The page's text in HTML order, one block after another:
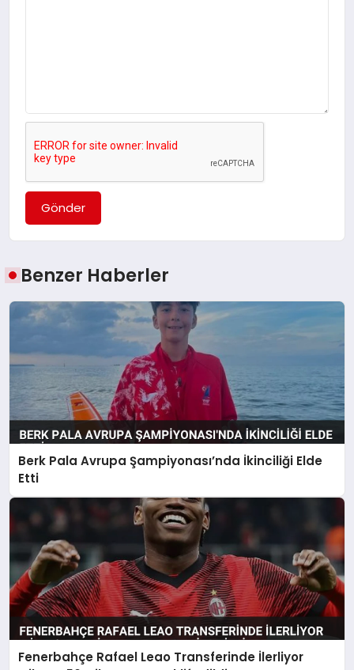
Gönder
Benzer Haberler
Berk Pala Avrupa Şampiyonası’nda İkinciliği Elde
Etti
Fenerbahçe Rafael Leao Transferinde İlerliyor